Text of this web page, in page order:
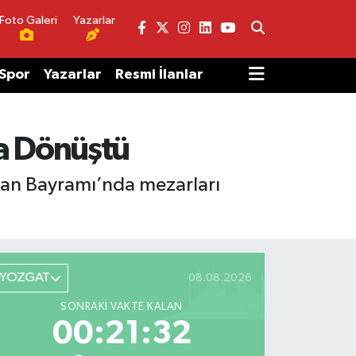
Foto Galeri Yazarlar
Yazarlar Resmi İlanlar
Dönüştü
Bayramı’nda mezarları
YOZGAT 08.08.2026
SONRAKI VAKTE KALAN
00:21:32